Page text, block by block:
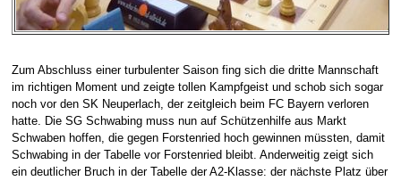
Zum Abschluss einer turbulenter Saison fing sich die dritte Mannschaft
im richtigen Moment und zeigte tollen Kampfgeist und schob sich sogar
noch vor den SK Neuperlach, der zeitgleich beim FC Bayern verloren
hatte. Die SG Schwabing muss nun auf Schützenhilfe aus Markt
Schwaben hoffen, die gegen Forstenried hoch gewinnen müssten, damit
Schwabing in der Tabelle vor Forstenried bleibt. Anderweitig zeigt sich
ein deutlicher Bruch in der Tabelle der A2-Klasse: der nächste Platz über